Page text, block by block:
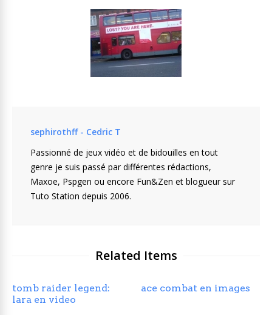
sephirothff - Cedric T
Passionné de jeux vidéo et de bidouilles en tout
genre je suis passé par différentes rédactions,
Maxoe, Pspgen ou encore Fun&Zen et blogueur sur
Tuto Station depuis 2006.
Related Items
tomb raider legend:
lara en video
ace combat en images